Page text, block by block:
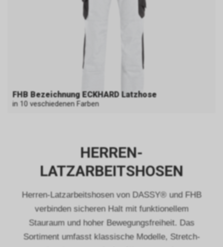
FHB Bezeichnung ECKHARD Latzhose
in 10 veschiedenen Farben
HERREN-
LATZARBEITSHOSEN
Herren-Latzarbeitshosen von DASSY® und FHB
verbinden sicheren Halt mit funktionellem
Stauraum und hoher Bewegungsfreiheit. Das
Sortiment umfasst klassische Modelle, Stretch-